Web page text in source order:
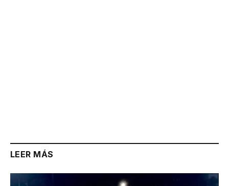
LEER MÁS